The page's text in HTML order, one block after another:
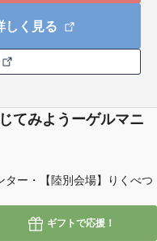
しく見る
てみようーゲルマニ
ター・【陸別会場】りくべつ
ギフトで応援！